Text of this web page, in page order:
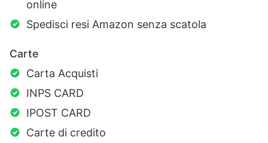
online
Spedisci resi Amazon senza scatola
Carte
Carta Acquisti
INPS CARD
IPOST CARD
Carte di credito